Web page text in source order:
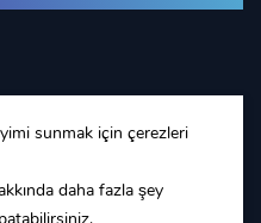
sunmak için çerezleri
daha fazla şey